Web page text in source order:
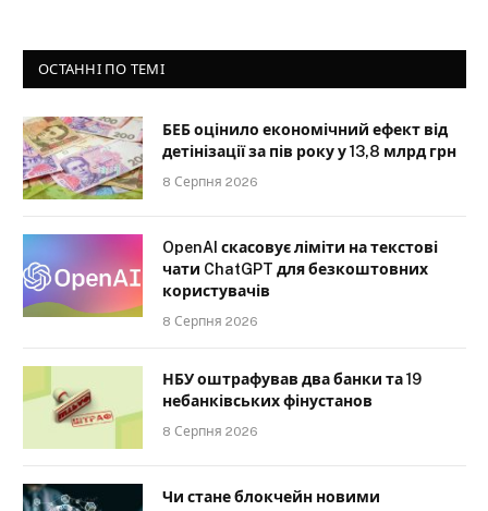
ОСТАННІ ПО ТЕМІ
БЕБ оцінило економічний ефект від
детінізації за пів року у 13,8 млрд грн
8 Серпня 2026
OpenAI скасовує ліміти на текстові
чати ChatGPT для безкоштовних
користувачів
8 Серпня 2026
НБУ оштрафував два банки та 19
небанківських фінустанов
8 Серпня 2026
Чи стане блокчейн новими